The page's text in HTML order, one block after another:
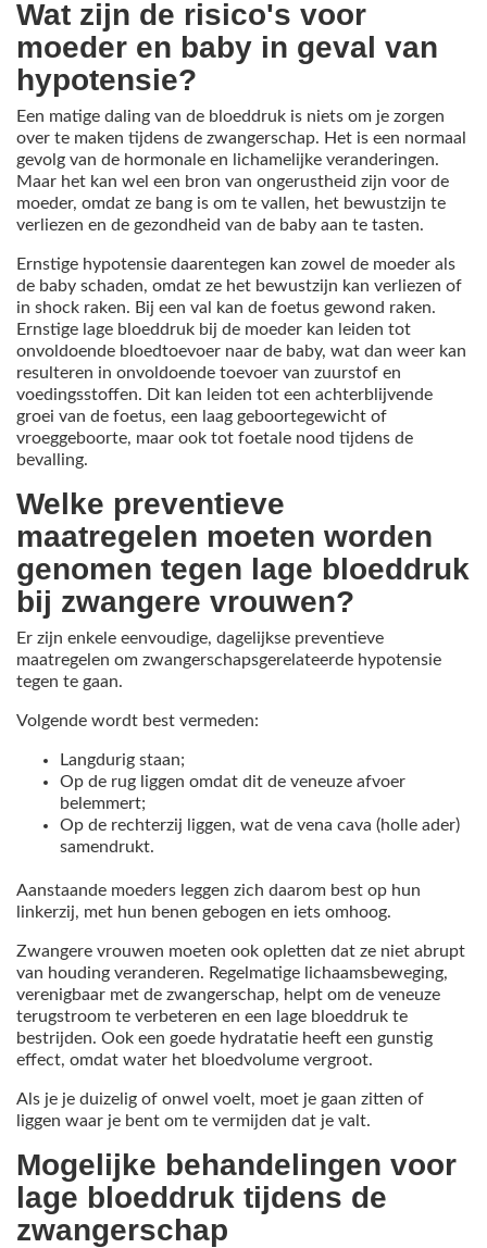
Wat zijn de risico's voor
moeder en baby in geval van
hypotensie?
Een matige daling van de bloeddruk is niets om je zorgen
over te maken tijdens de zwangerschap. Het is een normaal
gevolg van de hormonale en lichamelijke veranderingen.
Maar het kan wel een bron van ongerustheid zijn voor de
moeder, omdat ze bang is om te vallen, het bewustzijn te
verliezen en de gezondheid van de baby aan te tasten.
Ernstige hypotensie daarentegen kan zowel de moeder als
de baby schaden, omdat ze het bewustzijn kan verliezen of
in shock raken. Bij een val kan de foetus gewond raken.
Ernstige lage bloeddruk bij de moeder kan leiden tot
onvoldoende bloedtoevoer naar de baby, wat dan weer kan
resulteren in onvoldoende toevoer van zuurstof en
voedingsstoffen. Dit kan leiden tot een achterblijvende
groei van de foetus, een laag geboortegewicht of
vroeggeboorte, maar ook tot foetale nood tijdens de
bevalling.
Welke preventieve
maatregelen moeten worden
genomen tegen lage bloeddruk
bij zwangere vrouwen?
Er zijn enkele eenvoudige, dagelijkse preventieve
maatregelen om zwangerschapsgerelateerde hypotensie
tegen te gaan.
Volgende wordt best vermeden:
Langdurig staan;
Op de rug liggen omdat dit de veneuze afvoer
belemmert;
Op de rechterzij liggen, wat de vena cava (holle ader)
samendrukt.
Aanstaande moeders leggen zich daarom best op hun
linkerzij, met hun benen gebogen en iets omhoog.
Zwangere vrouwen moeten ook opletten dat ze niet abrupt
van houding veranderen. Regelmatige lichaamsbeweging,
verenigbaar met de zwangerschap, helpt om de veneuze
terugstroom te verbeteren en een lage bloeddruk te
bestrijden. Ook een goede hydratatie heeft een gunstig
effect, omdat water het bloedvolume vergroot.
Als je je duizelig of onwel voelt, moet je gaan zitten of
liggen waar je bent om te vermijden dat je valt.
Mogelijke behandelingen voor
lage bloeddruk tijdens de
zwangerschap